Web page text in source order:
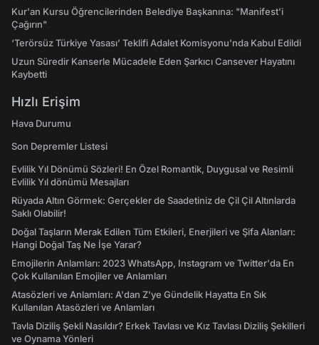
Kur'an Kursu Öğrencilerinden Belediye Başkanına: "Manifest’i
Çağırın"
‘Terörsüz Türkiye Yasası’ Teklifi Adalet Komisyonu'nda Kabul Edildi
Uzun Süredir Kanserle Mücadele Eden Şarkıcı Cansever Hayatını
Kaybetti
Hızlı Erişim
Hava Durumu
Son Depremler Listesi
Evlilik Yıl Dönümü Sözleri! En Özel Romantik, Duygusal ve Resimli
Evlilik Yıl dönümü Mesajları
Rüyada Altın Görmek: Gerçekler de Saadetiniz de Çil Çil Altınlarda
Saklı Olabilir!
Doğal Taşların Merak Edilen Tüm Etkileri, Enerjileri ve Şifa Alanları:
Hangi Doğal Taş Ne İşe Yarar?
Emojilerin Anlamları: 2023 WhatsApp, Instagram ve Twitter'da En
Çok Kullanılan Emojiler ve Anlamları
Atasözleri ve Anlamları: A'dan Z'ye Gündelik Hayatta En Sık
Kullanılan Atasözleri ve Anlamları
Tavla Diziliş Şekli Nasıldır? Erkek Tavlası ve Kız Tavlası Diziliş Şekilleri
ve Oynama Yönleri